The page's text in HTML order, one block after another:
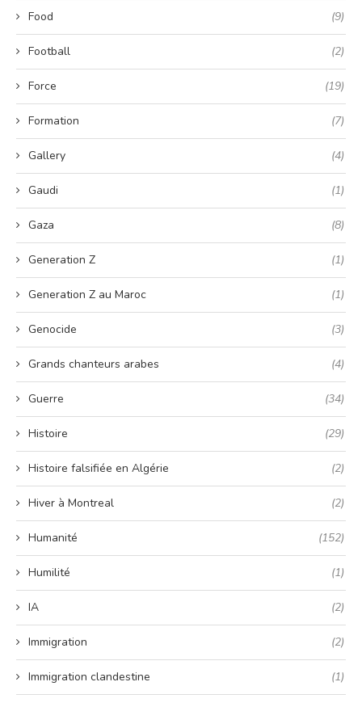
Food (9)
Football (2)
Force (19)
Formation (7)
Gallery (4)
Gaudi (1)
Gaza (8)
Generation Z (1)
Generation Z au Maroc (1)
Genocide (3)
Grands chanteurs arabes (4)
Guerre (34)
Histoire (29)
Histoire falsifiée en Algérie (2)
Hiver à Montreal (2)
Humanité (152)
Humilité (1)
IA (2)
Immigration (2)
Immigration clandestine (1)